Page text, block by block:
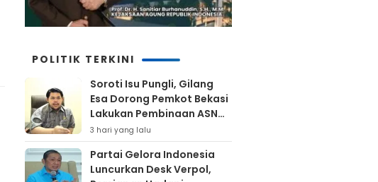
POLITIK TERKINI
Soroti Isu Pungli, Gilang
Esa Dorong Pemkot Bekasi
Lakukan Pembinaan ASN
Hingga Bentuk Satgas
3 hari yang lalu
Partai Gelora Indonesia
Luncurkan Desk Verpol,